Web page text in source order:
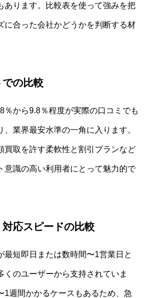
あります。比較表を使って強みを把
に合った会社かどうかを判断する材
の比較
％から9.8％程度が実際の口コミでも
、業界最安水準の一角に入ります。
買取を許す柔軟性と割引プランなど
意識の高い利用者にとって魅力的で
応スピードの比較
最短即日または数時間〜1営業日と
くのユーザーから支持されていま
1週間かかるケースもあるため、急